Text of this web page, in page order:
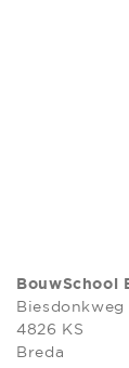
BouwSchool
Biesdonkweg
4826 KS
Breda